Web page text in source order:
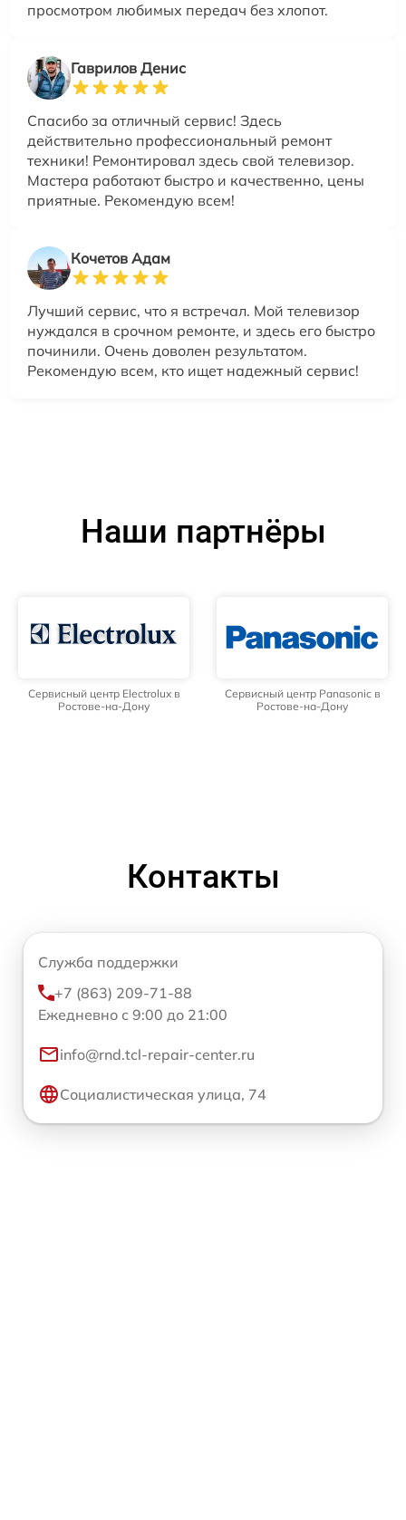
просмотром любимых передач без хлопот.
Гаврилов Денис
Спасибо за отличный сервис! Здесь
действительно профессиональный ремонт
техники! Ремонтировал здесь свой телевизор.
Мастера работают быстро и качественно, цены
приятные. Рекомендую всем!
Кочетов Адам
Лучший сервис, что я встречал. Мой телевизор
нуждался в срочном ремонте, и здесь его быстро
починили. Очень доволен результатом.
Рекомендую всем, кто ищет надежный сервис!
Наши партнёры
Сервисный центр Electrolux в
Ростове-на-Дону
Сервисный центр Panasonic в
Ростове-на-Дону
Контакты
Служба поддержки
+7 (863) 209-71-88
Ежедневно с 9:00 до 21:00
info@rnd.tcl-repair-center.ru
Социалистическая улица, 74